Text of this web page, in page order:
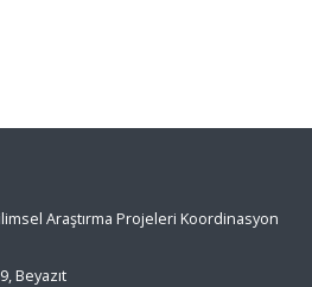
Araştırma Projeleri Koordinasyon
Beyazıt